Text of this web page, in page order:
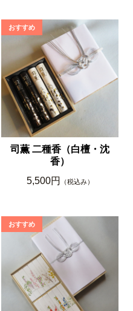
司薫 二種香（白檀・沈
香）
5,500円
（税込み）